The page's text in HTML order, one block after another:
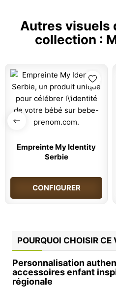
Autres visuels
collection :
Empreinte My Identity
Serbie
CONFIGURER
POURQUOI CHOISIR CE
Personnalisation
accessoires enfant
régionale